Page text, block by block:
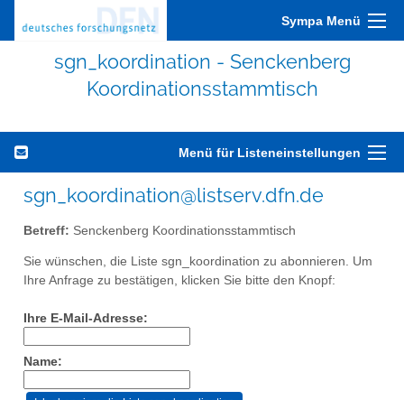
Sympa Menü
sgn_koordination - Senckenberg
Koordinationsstammtisch
Menü für Listeneinstellungen
sgn_koordination@listserv.dfn.de
Betreff: Senckenberg Koordinationsstammtisch
Sie wünschen, die Liste sgn_koordination zu abonnieren. Um
Ihre Anfrage zu bestätigen, klicken Sie bitte den Knopf:
Ihre E-Mail-Adresse:
Name: